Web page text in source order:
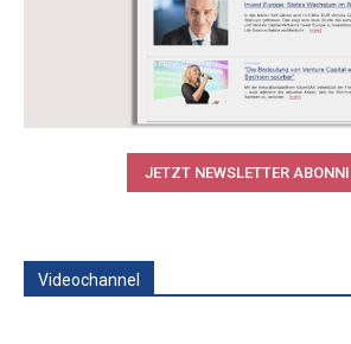
JETZT NEWSLETTER
Videochannel